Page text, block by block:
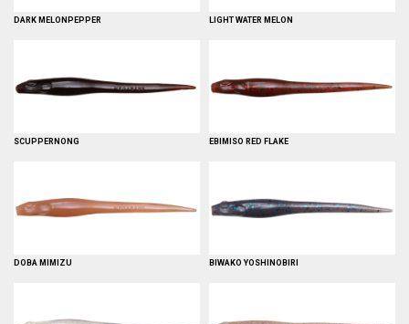
DARK MELONPEPPER LIGHT WATER MELON
SCUPPERNONG EBIMISO RED FLAKE
DOBA MIMIZU BIWAKO YOSHINOBIRI